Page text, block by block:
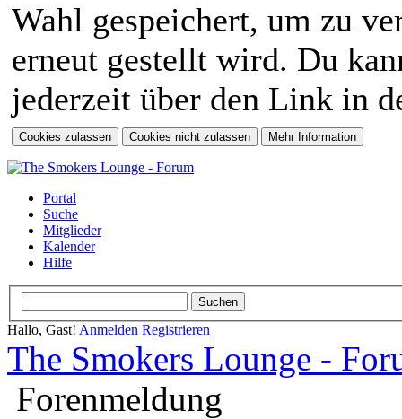
Wahl gespeichert, um zu
erneut gestellt wird. Du
jederzeit über den Link in
Portal
Suche
Mitglieder
Kalender
Hilfe
Hallo, Gast! Anmelden Registrieren
The Smokers Lounge -
Forenmeldung